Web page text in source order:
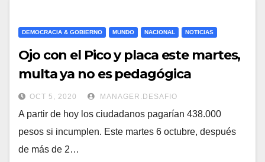
DEMOCRACIA & GOBIERNO MUNDO NACIONAL NOTICIAS
Ojo con el Pico y placa este martes,
multa ya no es pedagógica
OCT 5, 2020 MANAGER.DESAFIO
A partir de hoy los ciudadanos pagarían 438.000
pesos si incumplen. Este martes 6 octubre, después
de más de 2…